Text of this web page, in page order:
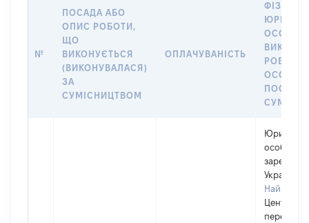
№
ПОСАДА АБО
ОПИС РОБОТИ,
ЩО
ВИКОНУЄТЬСЯ
(ВИКОНУВАЛАСЯ)
ЗА
СУМІСНИЦТВОМ
ОПЛАЧУВАНІСТЬ
ОСОБА,
РОБОТА
ОСОБА
ПОСАДУ
Юридична
особа,
Україні
Центр